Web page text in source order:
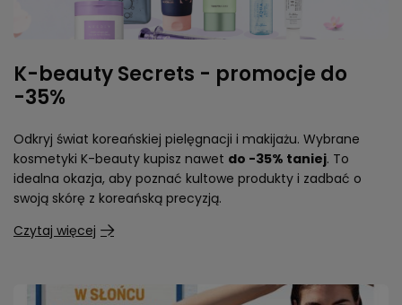
K-beauty Secrets - promocje do
-35%
Odkryj świat koreańskiej pielęgnacji i makijażu. Wybrane
kosmetyki K-beauty kupisz nawet do -35% taniej. To
idealna okazja, aby poznać kultowe produkty i zadbać o
swoją skórę z koreańską precyzją.
Czytaj więcej